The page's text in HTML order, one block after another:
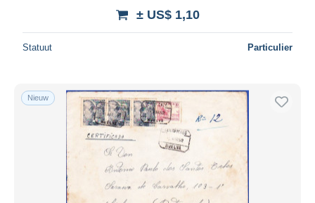
± US$ 1,10
Statuut Particulier
Nieuw